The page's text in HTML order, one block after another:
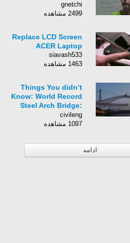
gnetchi
2499 مشاهده
Replace LCD Screen
ACER Laptop
siavash533
1463 مشاهده
Things You didn’t
Know: World Record
Steel Arch Bridge:
Chaotianmen Bridge:
civileng
1097 مشاهده
ادامه